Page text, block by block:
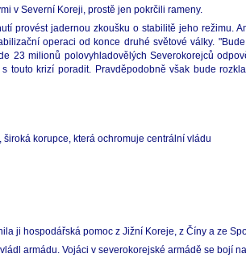
v Severní Koreji, prostě jen pokrčili rameny.
provést jadernou zkoušku o stabilitě jeho režimu.
operaci od konce druhé světové války.
23 milionů polovyhladovělých Severokorejců
krizí poradit. Pravděpodobně však bude
korupce, která ochromuje centrální vládu
ji hospodářská pomoc z Jižní Koreje, z Číny a ze
armádu. Vojáci v severokorejské armádě se bojí